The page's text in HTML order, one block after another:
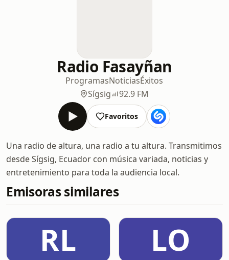
Radio Fasayñan
ProgramasNoticiasÉxitos
Sígsig
92.9 FM
Favoritos
Una radio de altura, una radio a tu altura. Transmitimos
desde Sígsig, Ecuador con música variada, noticias y
entretenimiento para toda la audiencia local.
Emisoras similares
RL LO